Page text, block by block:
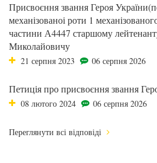
Присвоєння звання Героя
механізованоі роти 1
частини А4447 старшому
Миколайовичу
21 серпня 2023 06 серпня 2026
Петиція про присвоєння звання
08 лютого 2024 06 серпня 2026
Переглянути всі відповіді